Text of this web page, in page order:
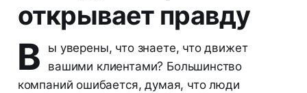
открывает правду
В
ы уверены, что знаете, что движет
вашими клиентами? Большинство
компаний ошибается, думая, что люди